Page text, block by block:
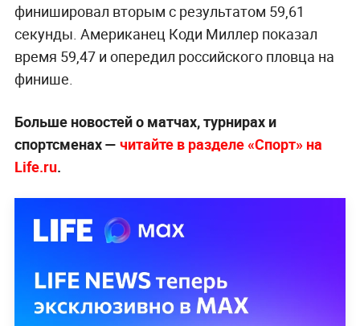
финишировал вторым с результатом 59,61
секунды. Американец Коди Миллер показал
время 59,47 и опередил российского пловца на
финише.
Больше новостей о матчах, турнирах и
спортсменах — читайте в разделе «Спорт» на
Life.ru.